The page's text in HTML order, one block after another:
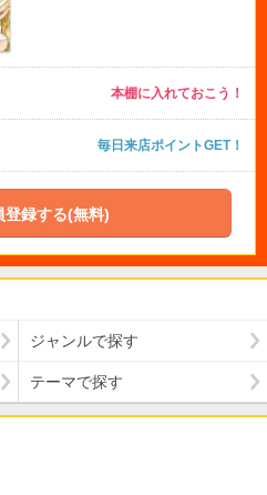
本棚に入れておこう！
毎日来店ポイントGET！
登録する(無料)
ジャンルで探す
テーマで探す